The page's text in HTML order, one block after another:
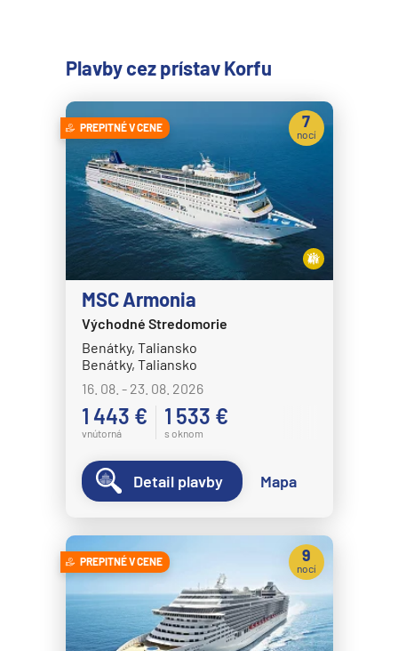
Plavby cez prístav Korfu
PREPITNÉ V CENE
MSC Armonia
Východné Stredomorie
Benátky, Taliansko
Benátky, Taliansko
16. 08. - 23. 08. 2026
1 443 €
vnútorná
1 533 €
s oknom
7
nocí
Detail plavby Mapa
PREPITNÉ V CENE 9
nocí